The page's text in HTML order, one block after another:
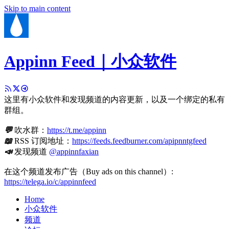
Skip to main content
Appinn Feed｜小众软件
这里有小众软件和发现频道的内容更新，以及一个绑定的私有
群组。
💬吹水群： https://t.me/appinn
📖RSS 订阅地址： https://feeds.feedburner.com/apipnntgfeed
📣发现频道 @appinnfaxian
在这个频道发布广告（Buy ads on this channel）:
https://telega.io/c/appinnfeed
Home
小众软件
频道